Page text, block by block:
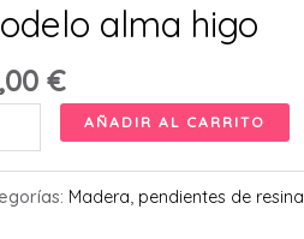
alma higo
€
AÑADIR AL CARRITO
Madera, pendientes de resina